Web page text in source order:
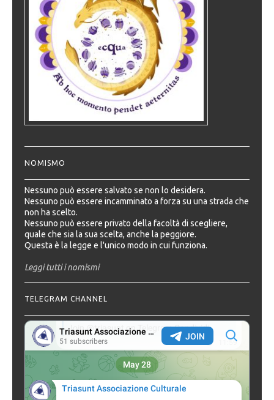
NOMISMO
Nessuno può essere salvato se non lo desidera.
Nessuno può essere incamminato a forza su una strada che
non ha scelto.
Nessuno può essere privato della facoltà di scegliere,
quale che sia la sua scelta, anche la peggiore.
Questa è la legge e l'unico modo in cui funziona.
Leggi tutti i nomismi
TELEGRAM CHANNEL